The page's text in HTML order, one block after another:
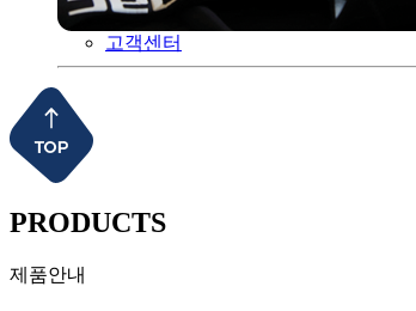
고객센터
PRODUCTS
제품안내